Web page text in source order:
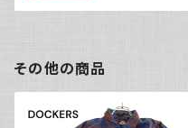
その他の商品